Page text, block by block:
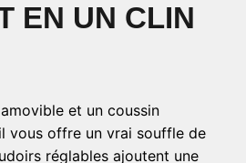
EN UN CLIN
et un coussin
vous offre un vrai souffle de
réglables ajoutent une